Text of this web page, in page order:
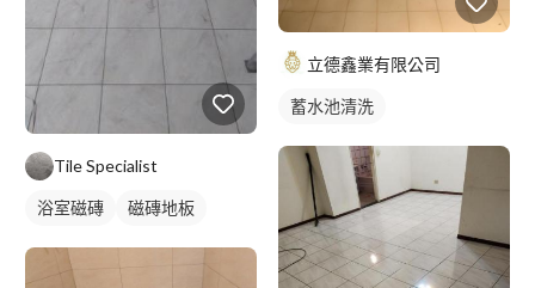
Tile Specialist
浴室磁磚 磁磚地板
立德鑫業有限公司
蓄水池清洗